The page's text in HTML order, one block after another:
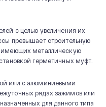
с целью увеличения их
превышает строительную
имеющих металлическую
герметичных муфт.
или с алюминиевыми
рядах зажимов или
для данного типа